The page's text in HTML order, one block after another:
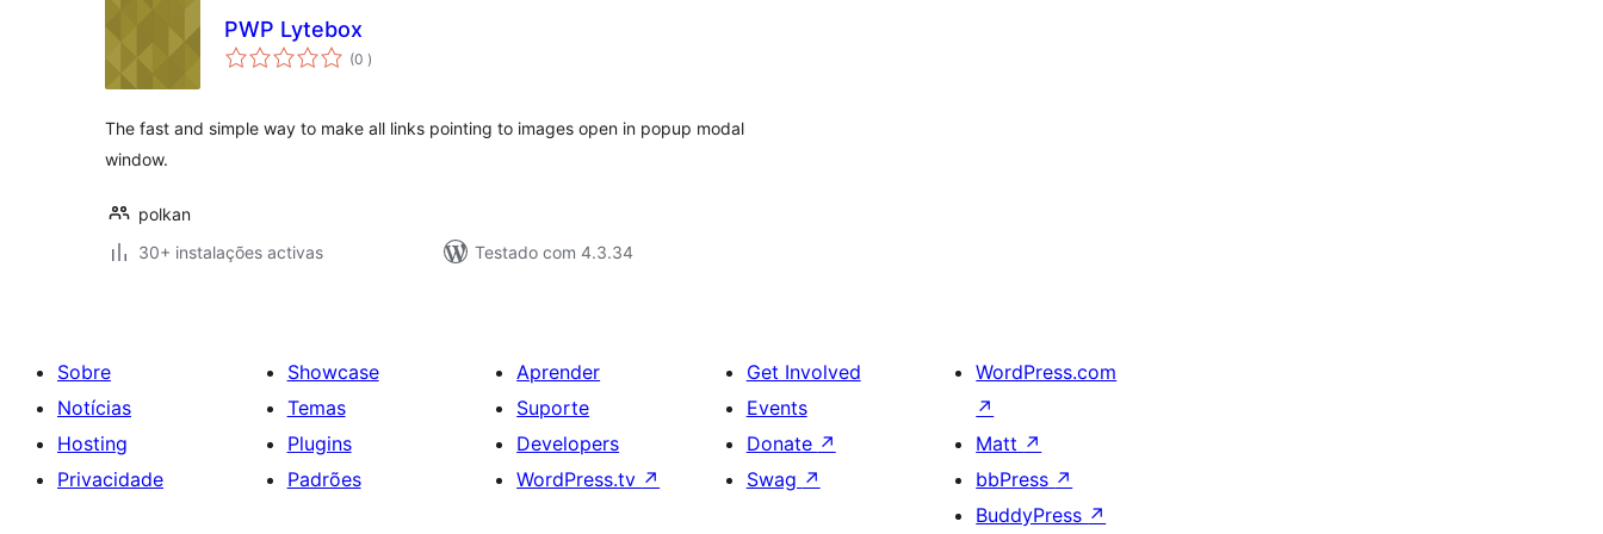
PWP Lytebox
(0 classificações
)
The fast and simple way to make all links pointing to images open in popup modal
window.
polkan
30+ instalações activas
Testado com 4.3.34
Sobre
Notícias
Hosting
Privacidade
Showcase
Temas
Plugins
Padrões
Aprender
Suporte
Developers
WordPress.tv ↗
Get Involved
Events
Donate ↗
Swag ↗
WordPress.com
↗
Matt ↗
bbPress ↗
BuddyPress ↗